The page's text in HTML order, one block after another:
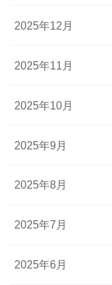
2025年12月
2025年11月
2025年10月
2025年9月
2025年8月
2025年7月
2025年6月